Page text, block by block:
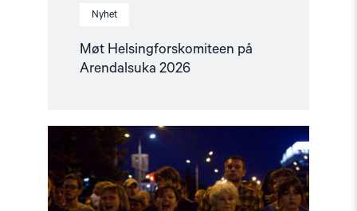
Nyhet
Møt Helsingforskomiteen på
Arendalsuka 2026
"Utviklingspolitikken
må
ta
menneskerettigheter